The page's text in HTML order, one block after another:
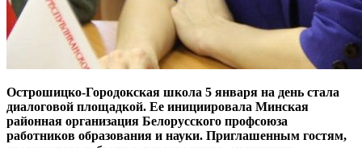
Острошицко-Городокская школа 5 января на день стала
диалоговой площадкой. Ее инициировала Минская
районная организация Белорусского профсоюза
работников образования и науки. Приглашенным гостям,